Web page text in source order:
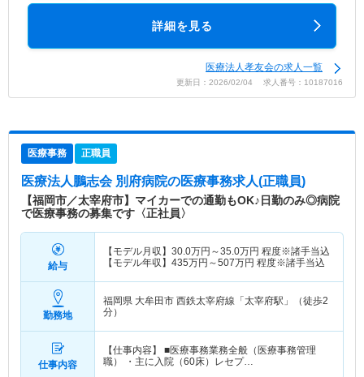
詳細を見る
医療法人孝友会の求人一覧
更新日：2026/02/04 求人番号：10187016
医療事務 正職員
医療法人鵬志会 別府病院の医療事務求人(正職員)
【福岡市／太宰府市】マイカーでの通勤もOK♪日勤のみ◎病院
で医療事務の募集です〈正社員〉
給与
【モデル月収】 30.0万円～35.0万円 程度※諸手当込
【モデル年収】 435万円～507万円 程度※諸手当込
勤務地
福岡県 大牟田市 西鉄太宰府線「太宰府駅」（徒歩2
分）
仕事内容
【仕事内容】 ■医療事務業務全般（医療事務管理
職） ・主に入院（60床）レセプ…